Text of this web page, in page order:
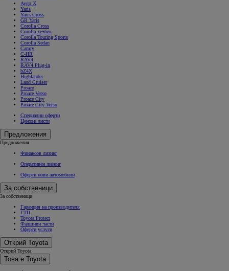
Aygo X
Yaris
Yaris Cross
GR Yaris
Corolla Cross
Corolla хечбек
Corolla Touring Sports
Corolla Sedan
Camry
C-HR
RAV4
RAV4 Plug-in
bZ4X
Highlander
Land Cruiser
Proace
Proace Verso
Proace City
Proace City Verso
Специални оферти
Ценови листи
Предложения
Предложения
Финансов лизинг
Оперативен лизинг
Оферти нови автомобили
За собственици
За собственици
Гаранция на производителя
ГТП
Toyota Protect
Фалшиви части
Оферти услуги
Открий Toyota
Открий Toyota
Това е Toyota